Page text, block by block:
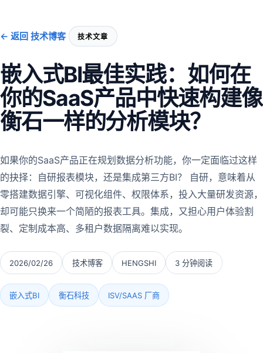
← 返回 技术博客 技术文章
嵌入式BI最佳实践：如何在
你的SaaS产品中快速构建像
衡石一样的分析模块？
如果你的SaaS产品正在规划数据分析功能，你一定面临过这样
的抉择：自研报表模块，还是集成第三方BI？ 自研，意味着从
零搭建数据引擎、可视化组件、权限体系，投入大量研发资源，
却可能只换来一个简陋的报表工具。集成，又担心用户体验割
裂、定制成本高、多租户数据隔离难以实现。
2026/02/26 技术博客 HENGSHI 3 分钟阅读
嵌入式BI 衡石科技 ISV/SAAS 厂商